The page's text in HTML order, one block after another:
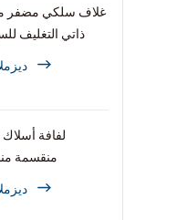
غلاف سلكي مضفر
ذاتي التغليف
لفافة أسلاك
منقسمة